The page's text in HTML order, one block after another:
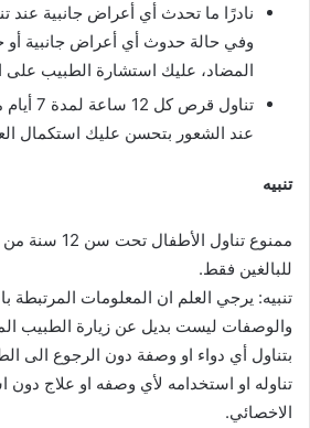
نادرًا ما تحدث أي أعراض جانبية عند
وفي حالة حدوث أي أعراض جانبية أو
المضاد، عليك استشارة الطبيب على
تناول
عند الشعور بتحسن عليك استكمال
تنبيه
ممنوع تناول
للبالغين فقط.
تنبيه: يرجي العلم ان المعلومات المرتبطة
والوصفات ليست بديل عن زيارة الطبيب
بتناول أي دواء او وصفة دون الرجوع الى
تناوله او استخدامه لأي وصفه او علاج دون
الاخصائي.